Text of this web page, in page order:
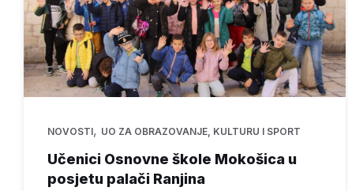
NOVOSTI, UO ZA OBRAZOVANJE, KULTURU I SPORT
Učenici Osnovne škole Mokošica u
posjetu palači Ranjina